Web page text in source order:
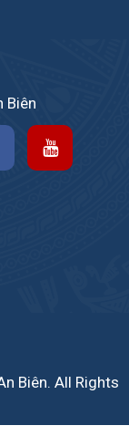
Biên
Biên. All Rights